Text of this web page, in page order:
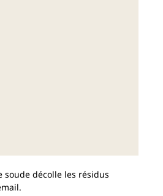
soude décolle les résidus